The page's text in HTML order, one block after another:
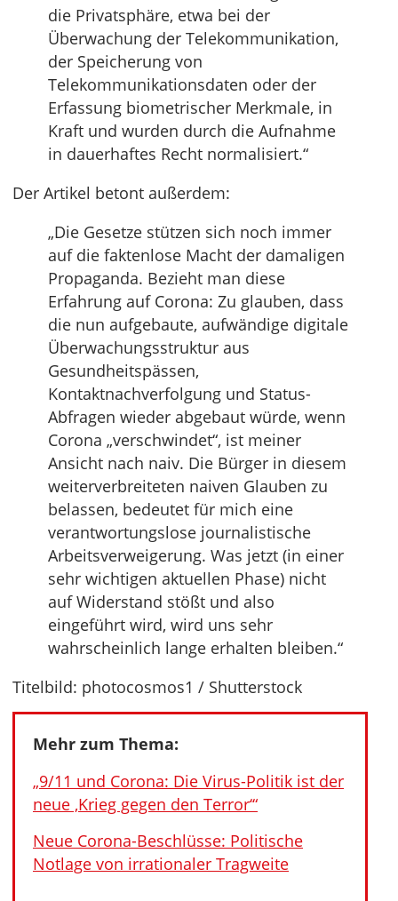
die Privatsphäre, etwa bei der
Überwachung der Telekommunikation,
der Speicherung von
Telekommunikationsdaten oder der
Erfassung biometrischer Merkmale, in
Kraft und wurden durch die Aufnahme
in dauerhaftes Recht normalisiert.“
Der Artikel betont außerdem:
„Die Gesetze stützen sich noch immer
auf die faktenlose Macht der damaligen
Propaganda. Bezieht man diese
Erfahrung auf Corona: Zu glauben, dass
die nun aufgebaute, aufwändige digitale
Überwachungsstruktur aus
Gesundheitspässen,
Kontaktnachverfolgung und Status-
Abfragen wieder abgebaut würde, wenn
Corona „verschwindet“, ist meiner
Ansicht nach naiv. Die Bürger in diesem
weiterverbreiteten naiven Glauben zu
belassen, bedeutet für mich eine
verantwortungslose journalistische
Arbeitsverweigerung. Was jetzt (in einer
sehr wichtigen aktuellen Phase) nicht
auf Widerstand stößt und also
eingeführt wird, wird uns sehr
wahrscheinlich lange erhalten bleiben.“
Titelbild: photocosmos1 / Shutterstock
Mehr zum Thema:
„9/11 und Corona: Die Virus-Politik ist der
neue ‚Krieg gegen den Terror‘“
Neue Corona-Beschlüsse: Politische
Notlage von irrationaler Tragweite